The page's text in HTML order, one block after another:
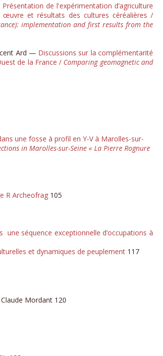
Présentation de l’ expérimentation d’agriculture
œuvre et résultats des cultures céréalières /
implementation and first results from the
Ard — Discussions sur la complémentarité
de la France / Comparing geomagnetic and
une fosse à profil en Y-V à Marolles-sur-
in Marolles-sur-Seine « La Pierre Rognure
R Archeofrag 105
séquence exceptionnelle d’occupations à
et dynamiques de peuplement 117
Mordant 120